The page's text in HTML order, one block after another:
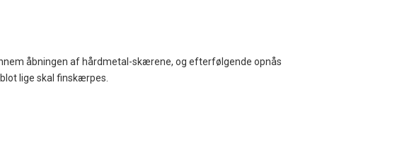
åbningen af ​​hårdmetal-skærene, og efterfølgende opnås
lige skal finskærpes.
gør det muligt at fastgøre sliberen, så den ikke forsvinder.